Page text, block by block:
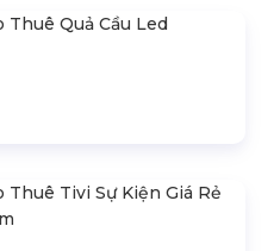
Thuê Quả Cầu Led
Thuê Tivi Sự Kiện Giá Rẻ